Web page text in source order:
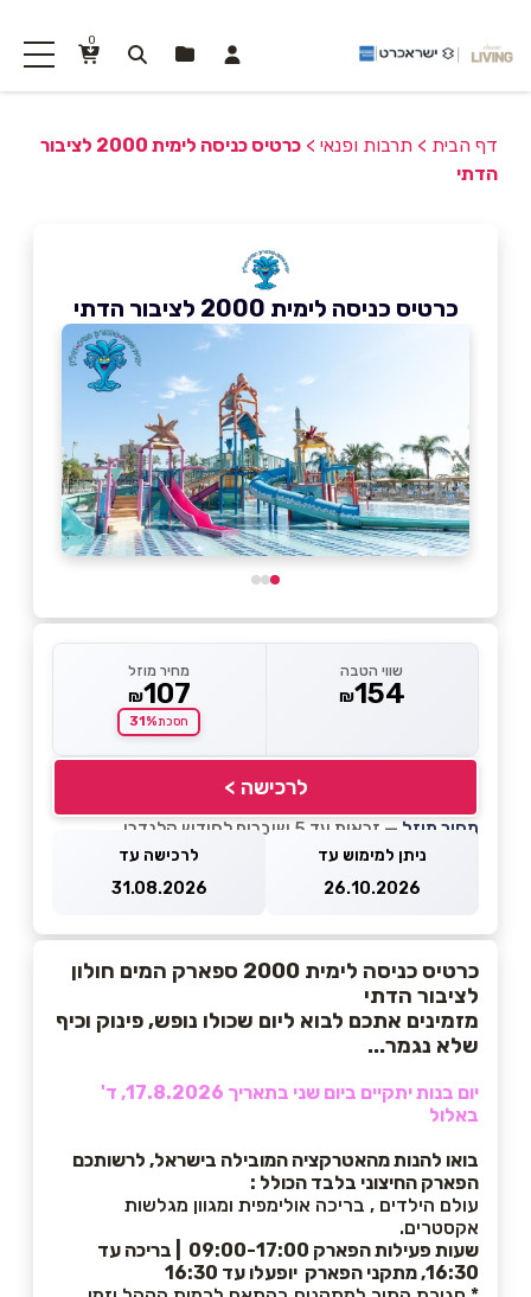
0
דף הבית > תרבות ופנאי >
כרטיס כניסה לימית 2000 לציבור
הדתי
כרטיס כניסה לימית 2000 לציבור הדתי
שווי הטבה
₪154
מחיר מוזל
₪107
חסכת31%
לרכישה >
מחיר מוזל — זכאות עד 5 שוברים לחודש קלנדרי
ניתן למימוש עד
26.10.2026
לרכישה עד
31.08.2026
כרטיס כניסה לימית 2000 ספארק המים חולון
לציבור הדתי
מזמינים אתכם לבוא ליום שכולו נופש, פינוק וכיף
שלא נגמר...
יום בנות יתקיים ביום שני בתאריך 17.8.2026, ד'
באלול
בואו להנות מהאטרקציה המובילה בישראל, לרשותכם
הפארק החיצוני בלבד הכולל :
עולם הילדים , בריכה אולימפית ומגוון מגלשות
אקסטרים.
שעות פעילות הפארק 09:00-17:00 | בריכה עד
16:30, מתקני הפארק יופעלו עד 16:30